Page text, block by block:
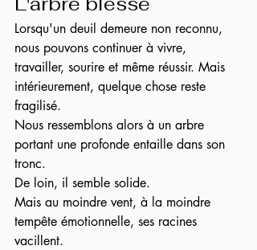
Lorsqu'un deuil demeure non reconnu,
nous pouvons continuer à vivre,
travailler, sourire et même réussir. Mais
intérieurement, quelque chose reste
fragilisé.
Nous ressemblons alors à un arbre
portant une profonde entaille dans son
tronc.
De loin, il semble solide.
Mais au moindre vent, à la moindre
tempête émotionnelle, ses racines
vacillent.